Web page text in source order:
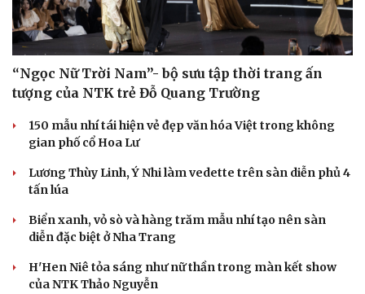
Văn hóa
Văn học
Âm nhạc
Di sản
Thời trang
“Ngọc Nữ Trời Nam”- bộ sưu tập thời trang ấn
tượng của NTK trẻ Đỗ Quang Trường
150 mẫu nhí tái hiện vẻ đẹp văn hóa Việt trong không
gian phố cổ Hoa Lư
Lương Thùy Linh, Ý Nhi làm vedette trên sàn diễn phủ 4
tấn lúa
Biển xanh, vỏ sò và hàng trăm mẫu nhí tạo nên sàn
diễn đặc biệt ở Nha Trang
H'Hen Niê tỏa sáng như nữ thần trong màn kết show
của NTK Thảo Nguyễn